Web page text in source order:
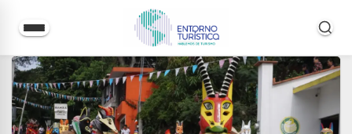
Saltar
contenido